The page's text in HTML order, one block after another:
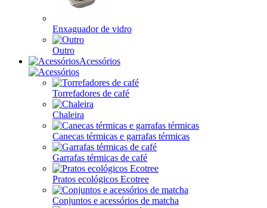
Enxaguador de vidro
Outro
Acessórios
Torrefadores de café
Chaleira
Canecas térmicas e garrafas térmicas
Garrafas térmicas de café
Pratos ecológicos Ecotree
Conjuntos e acessórios de matcha